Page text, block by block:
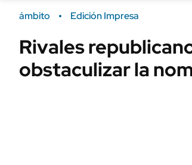
Campo
FINANZAS
ámbito Edición Impresa
Rivales
obstaculizar la